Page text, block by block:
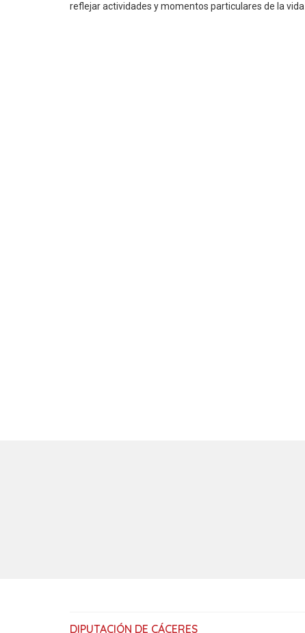
reflejar actividades y momentos particulares de la
DIPUTACIÓN DE CÁCERES